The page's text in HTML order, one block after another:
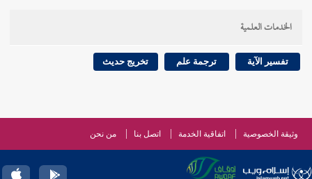
الخدمات العلمية
تفسير الآية ترجمة علم تخريج حديث
وثيقة الخصوصية اتفاقية الخدمة اتصل بنا من نحن